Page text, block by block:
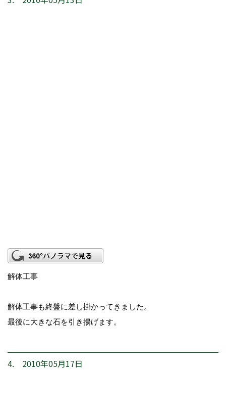
解体工事
解体工事も終盤に差し掛かってきました。
最後に大きな石を引き揚げます。
4. 2010年05月17日